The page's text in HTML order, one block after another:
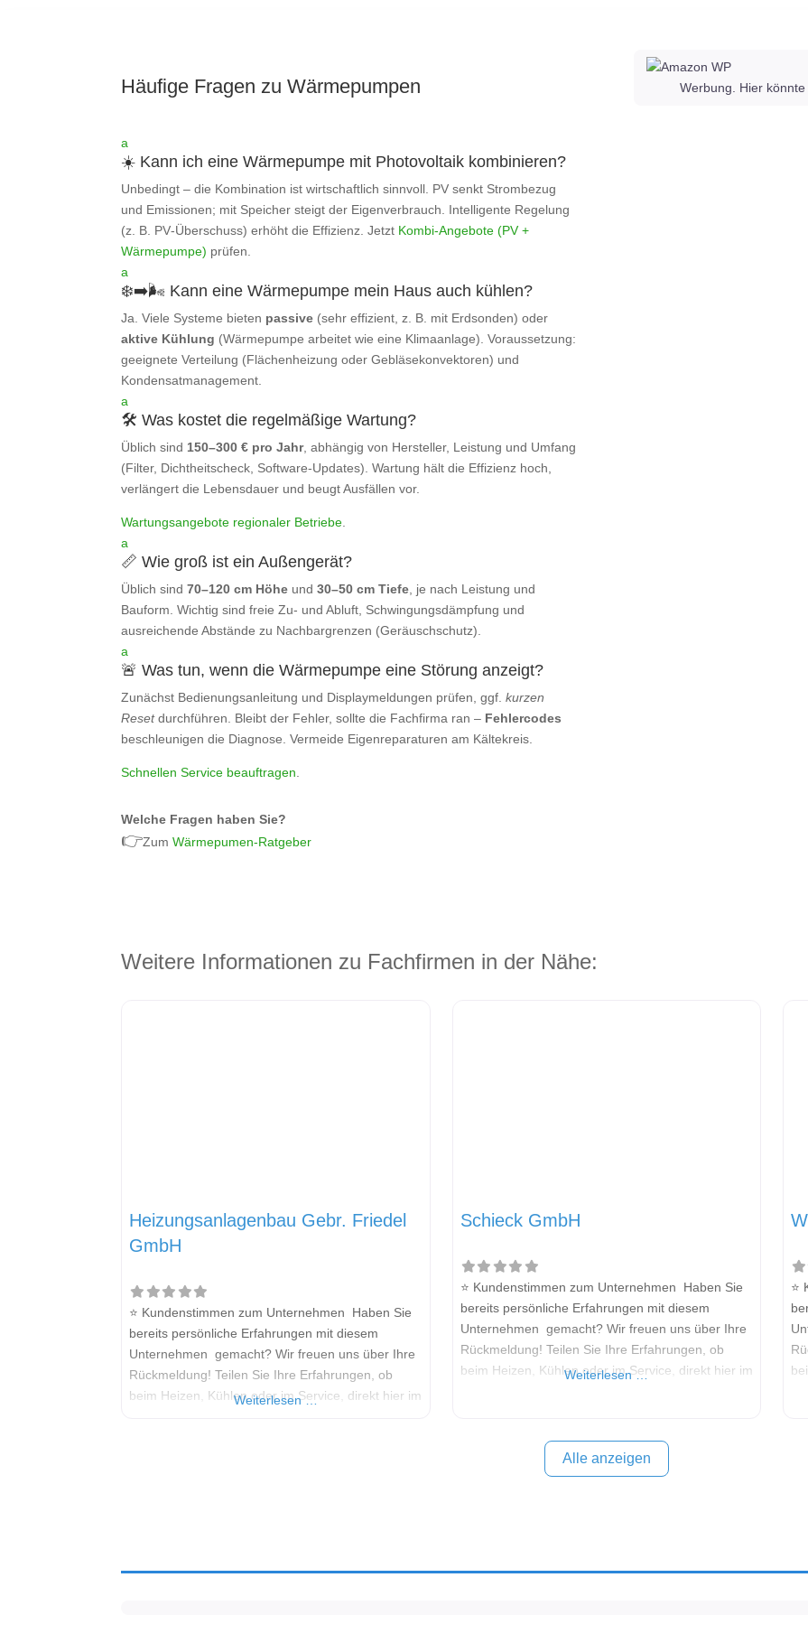
Häufige Fragen zu Wärmepumpen
a
☀️ Kann ich eine Wärmepumpe mit Photovoltaik kombinieren?
Unbedingt – die Kombination ist wirtschaftlich sinnvoll. PV senkt Strombezug
und Emissionen; mit Speicher steigt der Eigenverbrauch. Intelligente Regelung
(z. B. PV‑Überschuss) erhöht die Effizienz. Jetzt Kombi‑Angebote (PV +
Wärmepumpe) prüfen.
a
❄️➡️🌬️ Kann eine Wärmepumpe mein Haus auch kühlen?
Ja. Viele Systeme bieten passive (sehr effizient, z. B. mit Erdsonden) oder
aktive Kühlung (Wärmepumpe arbeitet wie eine Klimaanlage). Voraussetzung:
geeignete Verteilung (Flächenheizung oder Gebläsekonvektoren) und
Kondensatmanagement.
a
🛠️ Was kostet die regelmäßige Wartung?
Üblich sind 150–300 € pro Jahr, abhängig von Hersteller, Leistung und Umfang
(Filter, Dichtheitscheck, Software‑Updates). Wartung hält die Effizienz hoch,
verlängert die Lebensdauer und beugt Ausfällen vor.
Wartungsangebote regionaler Betriebe
a
📏 Wie groß ist ein Außengerät?
Üblich sind70–120 cm Höhe und30–50 cm Tiefe , je nach Leistung und
Bauform. Wichtig sind freie Zu‑ und Abluft, Schwingungsdämpfung und
ausreichende Abstände zu Nachbargrenzen (Geräuschschutz).
a
🚨 Was tun, wenn die Wärmepumpe eine Störung anzeigt?
Zunächst Bedienungsanleitung und Displaymeldungen prüfen, ggf.kurzen
Resetdurchführen. Bleibt der Fehler, sollte die Fachfirma ran – Fehlercodes
beschleunigen die Diagnose. Vermeide Eigenreparaturen am Kältekreis.
Schnellen Service beauftragen
Welche Fragen haben Sie?
👉ZumWärmepumen-Ratgeber
Werbung. Hier
Weitere Informationen zu Fachfirmen in der Nähe:
Heizungsanlagenbau Gebr. Friedel
GmbH
⭐ Kundenstimmen zum Unternehmen Haben Sie
bereits persönliche Erfahrungen mit diesem
Unternehmen gemacht? Wir freuen uns über Ihre
Rückmeldung! Teilen Sie Ihre Erfahrungen, ob
beim Heizen, Kühlen oder im Service, direkt hier im
Weiterlesen …
Schieck GmbH
⭐ Kundenstimmen zum Unternehmen Haben Sie
bereits persönliche Erfahrungen mit diesem
Unternehmen gemacht? Wir freuen uns über Ihre
Rückmeldung! Teilen Sie Ihre Erfahrungen, ob
beim Heizen, Kühlen oder im Service, direkt hier im
geben Sie diese bitte mit konkreten Details an und
Weiterlesen …
⭐
Alle anzeigen